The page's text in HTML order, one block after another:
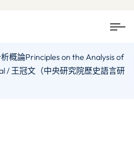
概論Principles on the Analysis of
/ 王冠文（中央研究院歷史語言研